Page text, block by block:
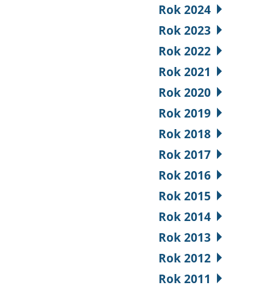
Rok 2024
Rok 2023
Rok 2022
Rok 2021
Rok 2020
Rok 2019
Rok 2018
Rok 2017
Rok 2016
Rok 2015
Rok 2014
Rok 2013
Rok 2012
Rok 2011